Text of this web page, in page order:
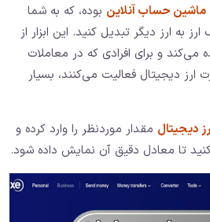
ماشین حساب آنلاین بوده، که به شما
به ارز دیگر تبدیل کنید. این ابزار از
می‌کند و برای افرادی که در معاملات
ارز دیجیتال فعالیت می‌کنند، بسیار
دیجیتال مقدار موردنظر را وارد کرده و
تا معادل دقیق آن نمایش داده شود.